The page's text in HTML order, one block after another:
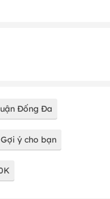
Đống Đa
Gợi ý cho bạn